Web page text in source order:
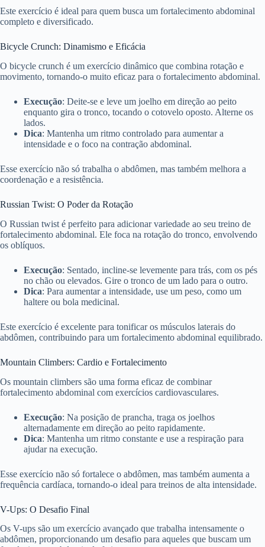
Este exercício é ideal para quem busca um fortalecimento abdominal
completo e diversificado.
Bicycle Crunch: Dinamismo e Eficácia
O bicycle crunch é um exercício dinâmico que combina rotação e
movimento, tornando-o muito eficaz para o fortalecimento abdominal.
Execução: Deite-se e leve um joelho em direção ao peito
enquanto gira o tronco, tocando o cotovelo oposto. Alterne os
lados.
Dica: Mantenha um ritmo controlado para aumentar a
intensidade e o foco na contração abdominal.
Esse exercício não só trabalha o abdômen, mas também melhora a
coordenação e a resistência.
Russian Twist: O Poder da Rotação
O Russian twist é perfeito para adicionar variedade ao seu treino de
fortalecimento abdominal. Ele foca na rotação do tronco, envolvendo
os oblíquos.
Execução: Sentado, incline-se levemente para trás, com os pés
no chão ou elevados. Gire o tronco de um lado para o outro.
Dica: Para aumentar a intensidade, use um peso, como um
haltere ou bola medicinal.
Este exercício é excelente para tonificar os músculos laterais do
abdômen, contribuindo para um fortalecimento abdominal equilibrado.
Mountain Climbers: Cardio e Fortalecimento
Os mountain climbers são uma forma eficaz de combinar
fortalecimento abdominal com exercícios cardiovasculares.
Execução: Na posição de prancha, traga os joelhos
alternadamente em direção ao peito rapidamente.
Dica: Mantenha um ritmo constante e use a respiração para
ajudar na execução.
Esse exercício não só fortalece o abdômen, mas também aumenta a
frequência cardíaca, tornando-o ideal para treinos de alta intensidade.
V-Ups: O Desafio Final
Os V-ups são um exercício avançado que trabalha intensamente o
abdômen, proporcionando um desafio para aqueles que buscam um